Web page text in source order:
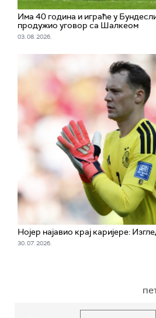
Има 40 година и играће у
продужио уговор са Шалкеом
03. 08. 2026.
Нојер најавио крај каријере:
30. 07. 2026.